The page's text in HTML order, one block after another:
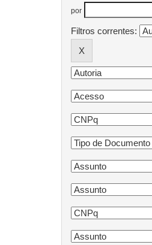
por
Filtros correntes: